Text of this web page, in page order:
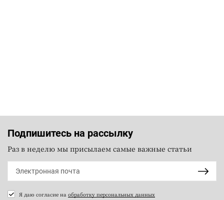
Подпишитесь на рассылку
Раз в неделю мы присылаем самые важные статьи
Я даю согласие на обработку персональных данных